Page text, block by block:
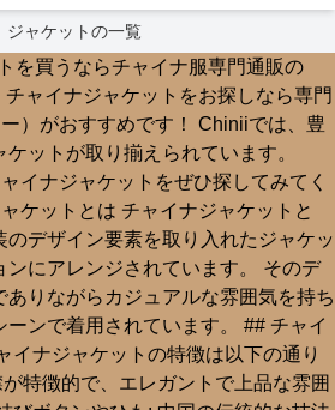
ジャケットの一覧